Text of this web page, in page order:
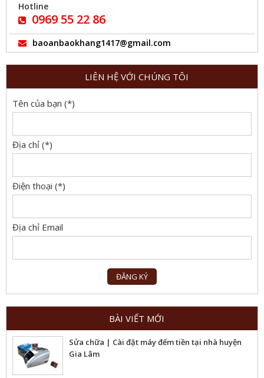
Hotline
0969 55 22 86
baoanbaokhang1417@gmail.com
LIÊN HỆ VỚI CHÚNG TÔI
Tên của bạn (*)
Địa chỉ (*)
Điện thoại (*)
Địa chỉ Email
BÀI VIẾT MỚI
Sửa chữa | Cài đặt máy đếm tiền tại nhà huyện
Gia Lâm